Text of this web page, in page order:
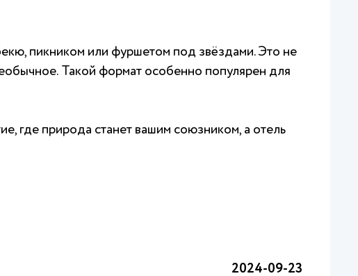
пикником или фуршетом под звёздами. Это не
Такой формат особенно популярен для
где природа станет вашим союзником, а отель
2024-09-23